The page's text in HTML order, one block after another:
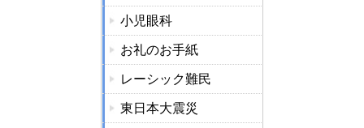
小児眼科
お礼のお手紙
レーシック難民
東日本大震災